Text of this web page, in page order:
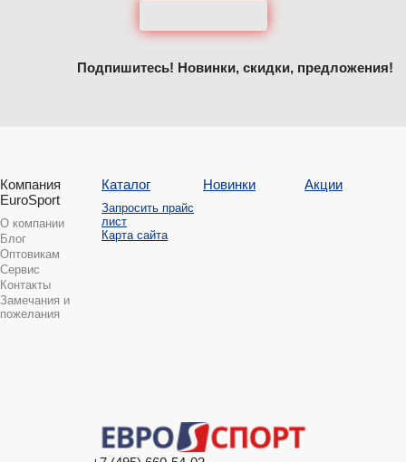
Подпишитесь! Новинки, скидки, предложения!
Компания
EuroSport
О компании
Блог
Оптовикам
Сервис
Контакты
Замечания и
пожелания
Каталог
Запросить прайс
лист
Карта сайта
Новинки Акции